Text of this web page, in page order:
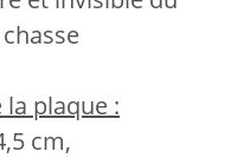
plaque :
cm,